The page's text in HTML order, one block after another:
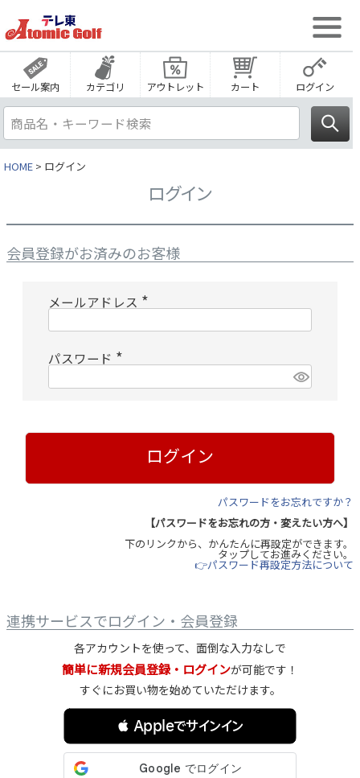
セール案内 カテゴリ アウトレット カート ログイン
HOME ログイン
ログイン
会員登録がお済みのお客様
メールアドレス
(
必
パスワード
(
ログイン
パスワードをお忘れですか？
【パスワードをお忘れの方・変えたい方へ】
下のリンクから、かんたんに再設定ができます。
タップしてお進みください。
👉パスワード再設定方法について
連携サービスでログイン・会員登録
各アカウントを使って、面倒な入力なしで
簡単に新規会員登録・ログインが可能です！
すぐにお買い物を始めていただけます。
 Appleでサインイン